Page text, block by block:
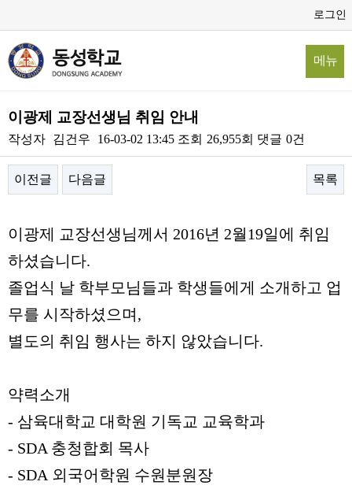
로그인
메뉴
이광제 교장선생님 취임 안내
작성자 김건우 16-03-02 13:45 조회 26,955회 댓글 0건
이전글 다음글 목록
이광제 교장선생님께서 2016년 2월19일에 취임
하셨습니다.
졸업식 날 학부모님들과 학생들에게 소개하고 업
무를 시작하셨으며,
별도의 취임 행사는 하지 않았습니다.
약력소개
- 삼육대학교 대학원 기독교 교육학과
- SDA 충청합회 목사
- SDA 외국어학원 수원분원장